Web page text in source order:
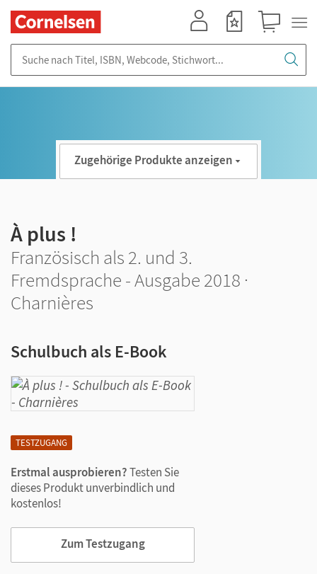
TESTZUGANG
Erstmal ausprobieren?Testen Sie
dieses Produkt unverbindlich und
kostenlos!
Zum Testzugang
Zugehörige Produkte anzeigen
À plus !
Französisch als 2. und 3.
Fremdsprache - Ausgabe 2018 ·
Charnières
Schulbuch als E-Book